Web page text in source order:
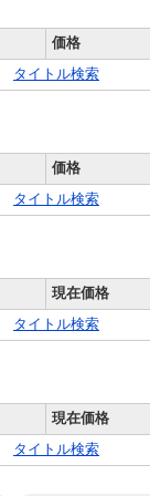
価格
タイトル検索
価格
タイトル検索
現在価格
タイトル検索
現在価格
タイトル検索